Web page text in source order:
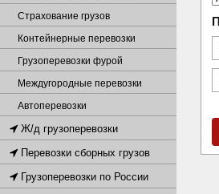
Страхование грузов
Контейнерные перевозки
Грузоперевозки фурой
Междугородные перевозки
Автоперевозки
Ж/д грузоперевозки
Перевозки сборных грузов
Грузоперевозки по России